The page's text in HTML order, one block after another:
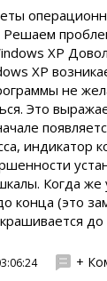
Решаем
XP
XP
не
Это
индикатор
Когда же
конца (это
до
+